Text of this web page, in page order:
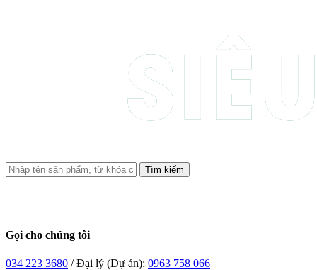
Tìm kiếm
Gọi cho chúng tôi
034 223 3680 / Đại lý (Dự án): 0963 758 066